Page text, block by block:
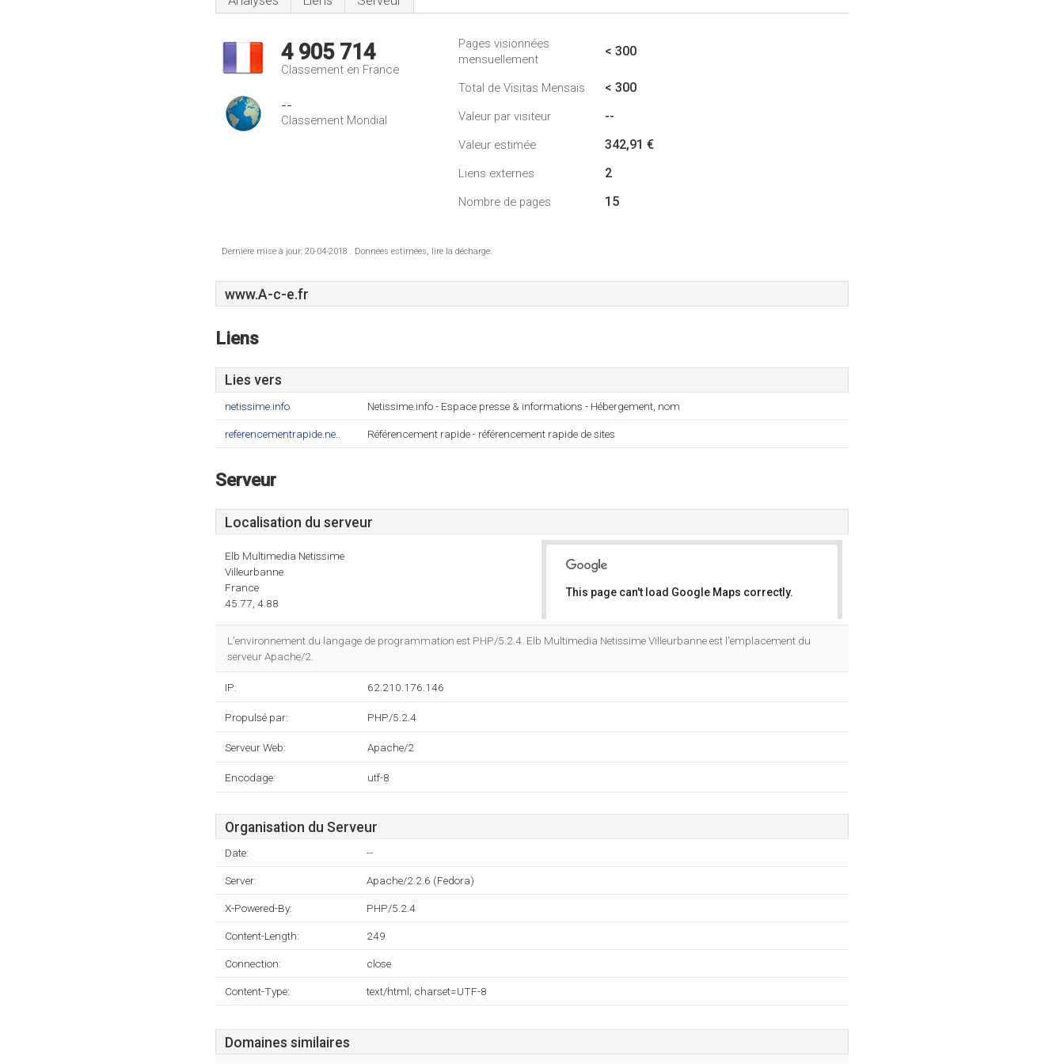
4 905 714
Classement en France
--
Classement Mondial
Pages visionnées
mensuellement
< 300
Total de Visitas Mensais < 300
Valeur par visiteur --
Valeur estimée 342,91 €
Liens externes 2
Nombre de pages 15
Dernière mise à jour: 20-04-2018 . Données estimées, lire la décharge.
www.A-c-e.fr
Liens
Lies vers
netissime.info Netissime.info - Espace presse & informations - Hébergement, nom
referencementrapide.ne.. Référencement rapide - référencement rapide de sites
Serveur
Localisation du serveur
Elb Multimedia Netissime
Villeurbanne
France
45.77, 4.88
This page can't load Google Maps correctly.
L'environnement du langage de programmation est PHP/5.2.4. Elb Multimedia Netissime Villeurbanne est l'emplacement du
serveur Apache/2.
IP: 62.210.176.146
Propulsé par: PHP/5.2.4
Serveur Web: Apache/2
Encodage: utf-8
Organisation du Serveur
Date: --
Server: Apache/2.2.6 (Fedora)
X-Powered-By: PHP/5.2.4
Content-Length: 249
Connection: close
Content-Type: text/html; charset=UTF-8
Domaines similaires